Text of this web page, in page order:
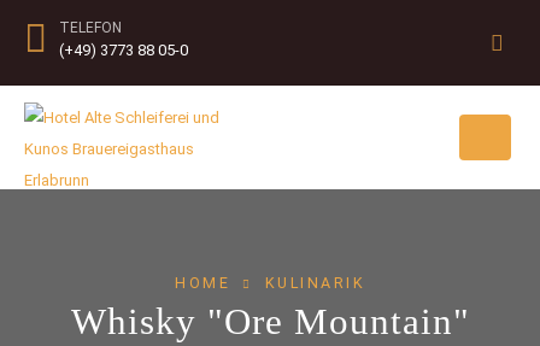
TELEFON
(+49) 3773 88 05-0
HOME KULINARIK
Whisky "Ore Mountain"